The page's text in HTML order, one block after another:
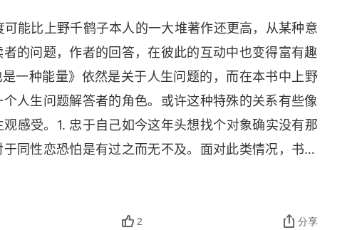
能比上野千鹤子本人的一大堆著作还更高，从某种意
的问题，作者的回答，在彼此的互动中也变得富有趣
是一种能量》依然是关于人生问题的，而在本书中上野
人生问题解答者的角色。或许这种特殊的关系有些像
感受。1. 忠于自己如今这年头想找个对象确实没有那
同性恋恐怕是有过之而无不及。面对此类情况，书中
给出的建议非常值得一看，简单来说要忠于自己，相
在伴侣关系中适用，对于书中其他的人生问题更是如
2 分享